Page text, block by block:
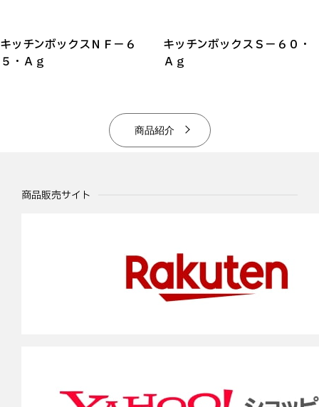
キッチンボックスＮＦ－６
５・Ａｇ
キッチンボックスＳ－６０・
Ａｇ
商品紹介
商品販売サイト